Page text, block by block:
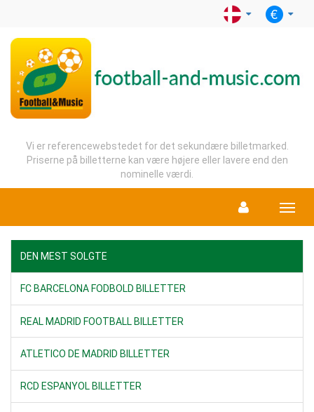
Vi er referencewebstedet for det sekundære billetmarked.
Priserne på billetterne kan være højere eller lavere end den
nominelle værdi.
Menu
DEN MEST SOLGTE
FC BARCELONA FODBOLD BILLETTER
REAL MADRID FOOTBALL BILLETTER
ATLETICO DE MADRID BILLETTER
RCD ESPANYOL BILLETTER